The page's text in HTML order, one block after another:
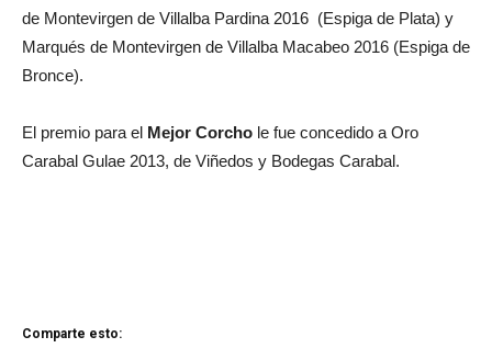
de Montevirgen de Villalba Pardina 2016 (Espiga de Plata) y
Marqués de Montevirgen de Villalba Macabeo 2016 (Espiga de
Bronce).
El premio para el Mejor Corcho le fue concedido a Oro
Carabal Gulae 2013, de Viñedos y Bodegas Carabal.
Comparte esto: